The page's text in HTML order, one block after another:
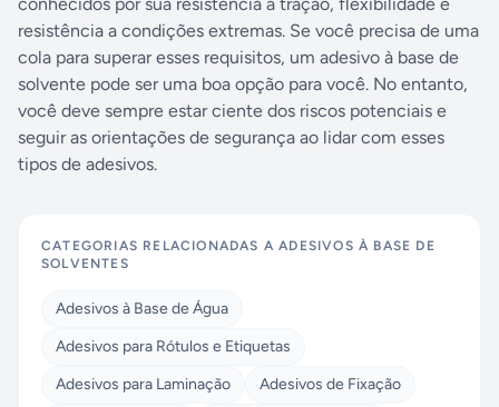
resistência a condições extremas. Se você precisa de uma
cola para superar esses requisitos, um adesivo à base de
solvente pode ser uma boa opção para você. No entanto,
você deve sempre estar ciente dos riscos potenciais e
seguir as orientações de segurança ao lidar com esses
tipos de adesivos.
CATEGORIAS RELACIONADAS AADESIVOS À BASE DE
SOLVENTES
Adesivos à Base de Água
Adesivos para Rótulos e Etiquetas
Adesivos para Laminação
Adesivos de Fixação